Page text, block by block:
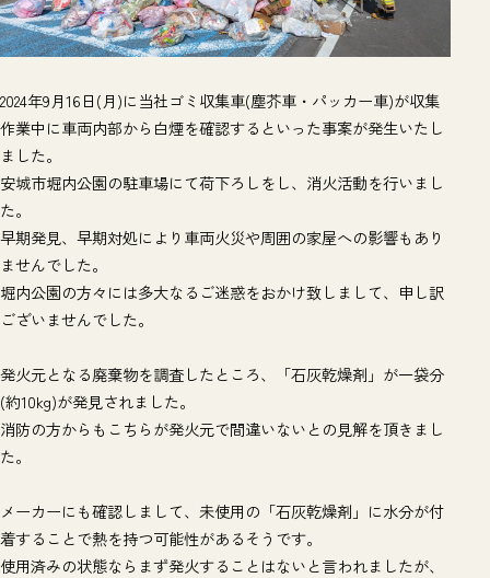
2024年9月16日(月)に当社ゴミ収集車(塵芥車・パッカー車)が収集
作業中に車両内部から白煙を確認するといった事案が発生いたし
ました。
安城市堀内公園の駐車場にて荷下ろしをし、消火活動を行いまし
た。
早期発見、早期対処により車両火災や周囲の家屋への影響もあり
ませんでした。
堀内公園の方々には多大なるご迷惑をおかけ致しまして、申し訳
ございませんでした。
発火元となる廃棄物を調査したところ、「石灰乾燥剤」が一袋分
(約10kg)が発見されました。
消防の方からもこちらが発火元で間違いないとの見解を頂きまし
た。
メーカーにも確認しまして、未使用の「石灰乾燥剤」に水分が付
着することで熱を持つ可能性があるそうです。
使用済みの状態ならまず発火することはないと言われましたが、